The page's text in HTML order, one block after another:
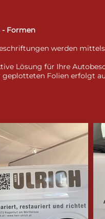
- Formen
werden
Lösung für Ihre
geplotteten Folien erfolgt